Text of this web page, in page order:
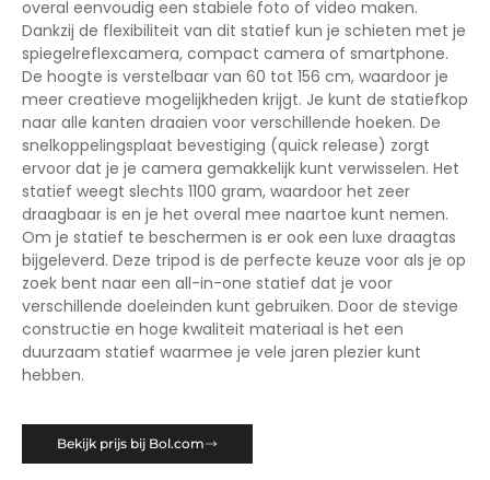
overal eenvoudig een stabiele foto of video maken.
Dankzij de flexibiliteit van dit statief kun je schieten met je
spiegelreflexcamera, compact camera of smartphone.
De hoogte is verstelbaar van 60 tot 156 cm, waardoor je
meer creatieve mogelijkheden krijgt. Je kunt de statiefkop
naar alle kanten draaien voor verschillende hoeken. De
snelkoppelingsplaat bevestiging (quick release) zorgt
ervoor dat je je camera gemakkelijk kunt verwisselen. Het
statief weegt slechts 1100 gram, waardoor het zeer
draagbaar is en je het overal mee naartoe kunt nemen.
Om je statief te beschermen is er ook een luxe draagtas
bijgeleverd. Deze tripod is de perfecte keuze voor als je op
zoek bent naar een all-in-one statief dat je voor
verschillende doeleinden kunt gebruiken. Door de stevige
constructie en hoge kwaliteit materiaal is het een
duurzaam statief waarmee je vele jaren plezier kunt
hebben.
Bekijk prijs bij Bol.com